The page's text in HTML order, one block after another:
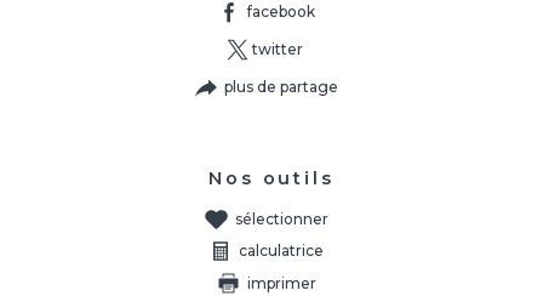
facebook
twitter
plus de partage
Nos outils
sélectionner
calculatrice
imprimer